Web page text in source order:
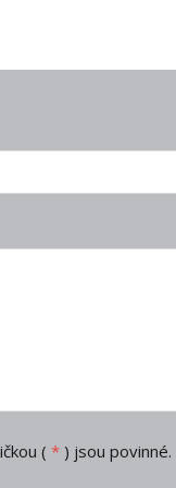
( * ) jsou povinné.